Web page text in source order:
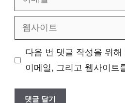
메
사
다음 번 댓글 작성을 위
이메일, 그리고 웹사이트